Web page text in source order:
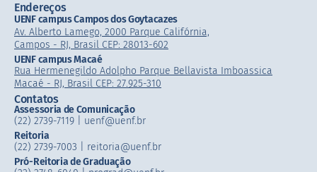
Endereços
UENF campus Campos dos Goytacazes
Av. Alberto Lamego, 2000 Parque Califórnia,
Campos - RJ, Brasil CEP: 28013-602
UENF campus Macaé
Rua Hermenegildo Adolpho Parque Bellavista Imboassica
Macaé - RJ, Brasil CEP: 27.925-310
Contatos
Assessoria de Comunicação
(22) 2739-7119 | uenf@uenf.br
Reitoria
(22) 2739-7003 |​ reitoria@uenf.br
Pró-Reitoria de Graduação